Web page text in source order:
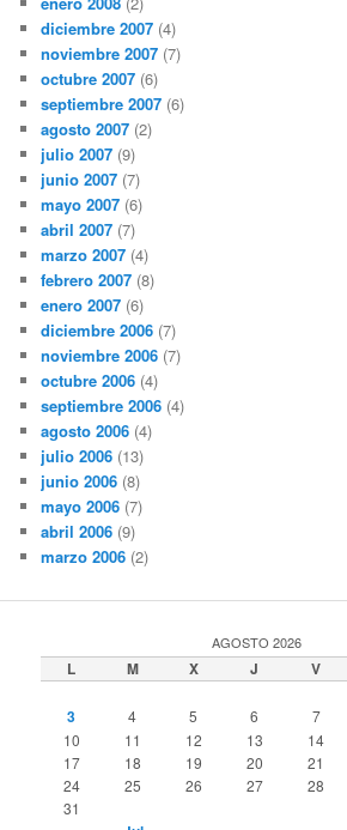
diciembre 2007 (4)
noviembre 2007 (7)
octubre 2007 (6)
septiembre 2007 (6)
agosto 2007 (2)
julio 2007 (9)
junio 2007 (7)
mayo 2007 (6)
abril 2007 (7)
marzo 2007 (4)
febrero 2007 (8)
enero 2007 (6)
diciembre 2006 (7)
noviembre 2006 (7)
octubre 2006 (4)
septiembre 2006 (4)
agosto 2006 (4)
julio 2006 (13)
junio 2006 (8)
mayo 2006 (7)
abril 2006 (9)
marzo 2006 (2)
AGOSTO 2026
L M X J V
3 4 5 6 7
10
11 12 13 14
17
18 19 20 21
24
25 26 27 28
31